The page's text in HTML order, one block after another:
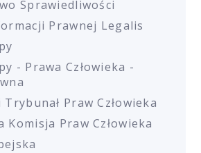
Sprawiedliwości
Prawnej Legalis
- Prawa Człowieka -
Praw Człowieka
Komisja Praw Człowieka